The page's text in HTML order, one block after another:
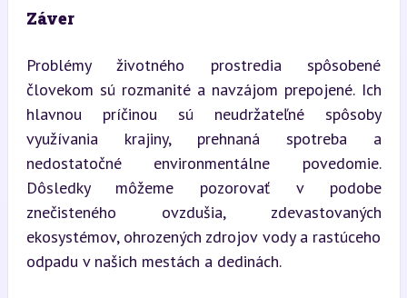
Záver
Problémy životného prostredia spôsobené
človekom sú rozmanité a navzájom prepojené. Ich
hlavnou príčinou sú neudržateľné spôsoby
využívania krajiny, prehnaná spotreba a
nedostatočné environmentálne povedomie.
Dôsledky môžeme pozorovať v podobe
znečisteného ovzdušia, zdevastovaných
ekosystémov, ohrozených zdrojov vody a rastúceho
odpadu v našich mestách a dedinách.